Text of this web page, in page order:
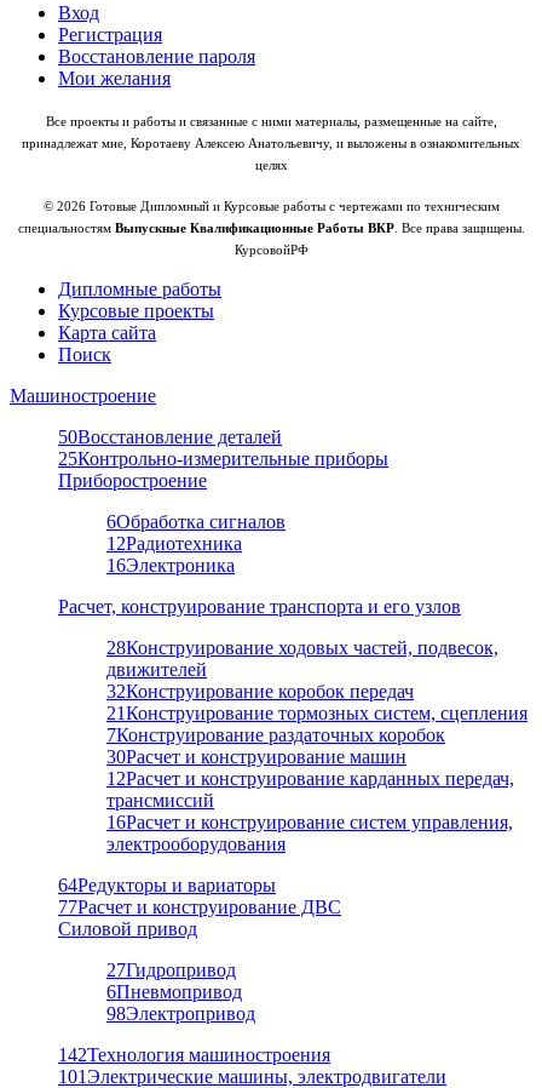
Вход
Регистрация
Восстановление пароля
Мои желания
Все проекты и работы и связанные с ними материалы, размещенные на сайте,
принадлежат мне, Коротаеву Алексею Анатольевичу, и выложены в ознакомительных
целях
© 2026 Готовые Дипломный и Курсовые работы с чертежами по техническим
специальностям Выпускные Квалификационные Работы ВКР. Все права защищены.
КурсовойРФ
Дипломные работы
Курсовые проекты
Карта сайта
Поиск
Машиностроение
50Восстановление деталей
25Контрольно-измерительные приборы
Приборостроение
6Обработка сигналов
12Радиотехника
16Электроника
Расчет, конструирование транспорта и его узлов
28Конструирование ходовых частей, подвесок,
движителей
32Конструирование коробок передач
21Конструирование тормозных систем, сцепления
7Конструирование раздаточных коробок
30Расчет и конструирование машин
12Расчет и конструирование карданных передач,
трансмиссий
16Расчет и конструирование систем управления,
электрооборудования
64Редукторы и вариаторы
77Расчет и конструирование ДВС
Силовой привод
27Гидропривод
6Пневмопривод
98Электропривод
142Технология машиностроения
101Электрические машины, электродвигатели